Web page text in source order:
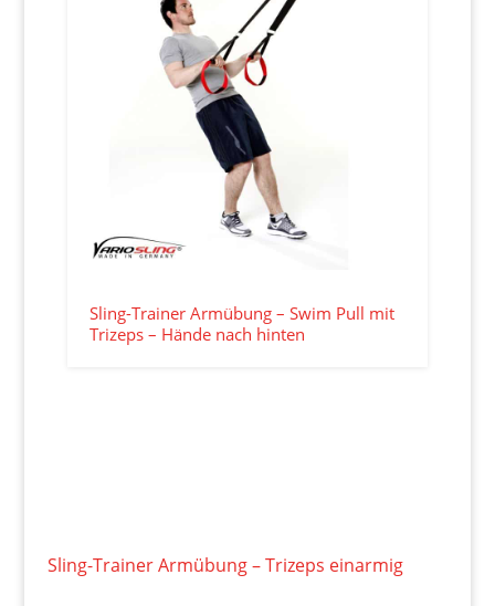
Sling-Trainer Armübung – Swim Pull mit
Trizeps – Hände nach hinten
Sling-Trainer Armübung – Trizeps einarmig